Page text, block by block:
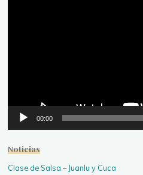
00:00
Noticias
Clase de Salsa – Juanlu y Cuca